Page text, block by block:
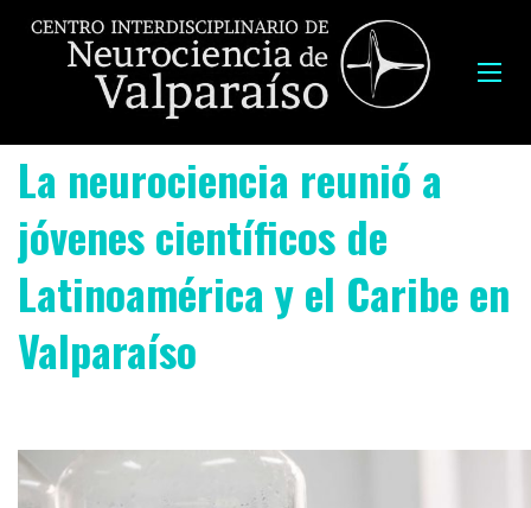
La neurociencia reunió a
jóvenes científicos de
Latinoamérica y el Caribe en
Valparaíso